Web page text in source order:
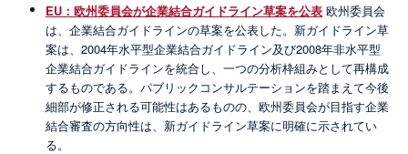
EU：欧州委員会が企業結合ガイドライン草案を公表 欧州委員会
は、企業結合ガイドラインの草案を公表した。新ガイドライン草
案は、2004年水平型企業結合ガイドライン及び2008年非水平型
企業結合ガイドラインを統合し、一つの分析枠組みとして再構成
するものである。パブリックコンサルテーションを踏まえて今後
細部が修正される可能性はあるものの、欧州委員会が目指す企業
結合審査の方向性は、新ガイドライン草案に明確に示されてい
る。